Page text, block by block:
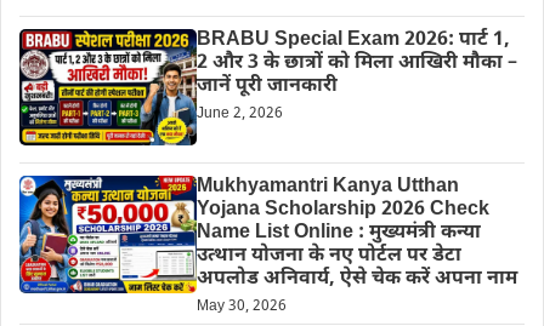
BRABU Special Exam 2026: पार्ट 1,
2 और 3 के छात्रों को मिला आखिरी मौका –
जानें पूरी जानकारी
June 2, 2026
Mukhyamantri Kanya Utthan
Yojana Scholarship 2026 Check
Name List Online : मुख्यमंत्री कन्या
उत्थान योजना के नए पोर्टल पर डेटा
अपलोड अनिवार्य, ऐसे चेक करें अपना नाम
May 30, 2026